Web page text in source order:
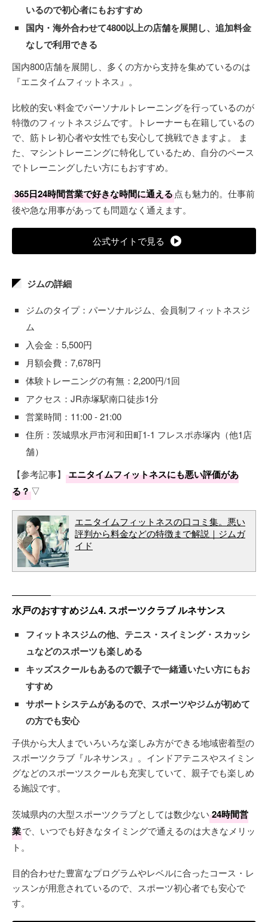
いるので初心者にもおすすめ
国内・海外合わせて4800以上の店舗を展開し、追加料金
なしで利用できる
国内800店舗を展開し、多くの方から支持を集めているのは
『エニタイムフィットネス』。
比較的安い料金でパーソナルトレーニングを行っているのが
特徴のフィットネスジムです。トレーナーも在籍しているの
で、筋トレ初心者や女性でも安心して挑戦できますよ。 ま
た、マシントレーニングに特化しているため、自分のペース
でトレーニングしたい方にもおすすめ。
365日24時間営業で好きな時間に通える点も魅力的。仕事前
後や急な用事があっても問題なく通えます。
公式サイトで見る
ジムの詳細
ジムのタイプ：パーソナルジム、会員制フィットネスジ
ム
入会金：5,500円
月額会費：7,678円
体験トレーニングの有無：2,200円/1回
アクセス：JR赤塚駅南口徒歩1分
営業時間：11:00 - 21:00
住所：茨城県水戸市河和田町1-1 フレスポ赤塚内（他1店
舗）
【参考記事】
エニタイムフィットネスにも悪い評価があ
る？▽
エニタイムフィットネスの口コミ集。悪い
評判から料金などの特徴まで解説｜ジムガ
イド
水戸のおすすめジム4. スポーツクラブ ルネサンス
フィットネスジムの他、テニス・スイミング・スカッシ
ュなどのスポーツも楽しめる
キッズスクールもあるので親子で一緒通いたい方にもお
すすめ
サポートシステムがあるので、スポーツやジムが初めて
の方でも安心
子供から大人までいろいろな楽しみ方ができる地域密着型の
スポーツクラブ『ルネサンス』。インドアテニスやスイミン
グなどのスポーツスクールも充実していて、親子でも楽しめ
る施設です。
茨城県内の大型スポーツクラブとしては数少ない 24時間営
業で、いつでも好きなタイミングで通えるのは大きなメリッ
ト。
目的合わせた豊富なプログラムやレベルに合ったコース・レ
ッスンが用意されているので、スポーツ初心者でも安心で
す。